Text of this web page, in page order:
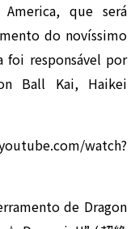
que será
do novíssimo
foi responsável por
Ball Kai, Haikei
watch?
de Dragon